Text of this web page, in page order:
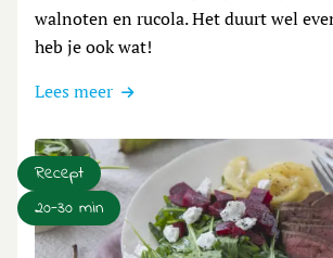
walnoten en rucola. Het duurt wel
heb je ook wat!
Lees meer
Recept
20-30 min